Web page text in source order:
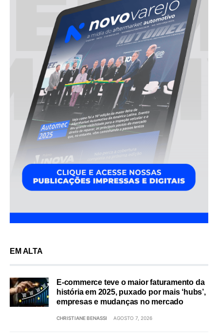
EM ALTA
E-commerce teve o maior faturamento da
história em 2025, puxado por mais ‘hubs’,
empresas e mudanças no mercado
CHRISTIANE BENASSI AGOSTO 7, 2026